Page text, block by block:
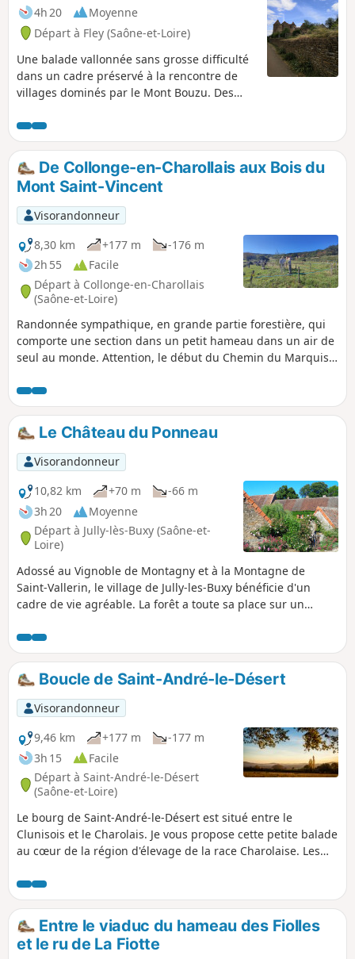
4h 20
Moyenne
Départ à Fley (Saône-et-Loire)
Une balade vallonnée sans grosse difficulté
dans un cadre préservé à la rencontre de
villages dominés par le Mont Bouzu. Des
notamment un plan large sur le Mont Saint-
Vincent et un passage au Château de
Pontus-de-Thyard.
De Collonge-en-Charollais aux Bois du
Mont Saint-Vincent
Visorandonneur
8,30 km
+177 m
-176 m
2h 55
Facile
Départ à Collonge-en-Charollais
(Saône-et-Loire)
Randonnée sympathique, en grande partie forestière, qui
comporte une section dans un petit hameau dans un air de
seul au monde. Attention, le début du Chemin du Marquis
d'accès à une certaine période, généralement au printemps
quand les herbes non pas été fauchées.
Le Château du Ponneau
Visorandonneur
10,82 km
+70 m
-66 m
3h 20
Moyenne
Départ à Jully-lès-Buxy (Saône-et-
Loire)
Adossé au Vignoble de Montagny et à la Montagne de
Saint-Vallerin, le village de Jully-les-Buxy bénéficie d'un
cadre de vie agréable. La forêt a toute sa place sur un
de découvrir un petit château en un lieu improbable.
Boucle de Saint-André-le-Désert
Visorandonneur
9,46 km
+177 m
-177 m
3h 15
Facile
Départ à Saint-André-le-Désert
(Saône-et-Loire)
Le bourg de Saint-André-le-Désert est situé entre le
Clunisois et le Charolais. Je vous propose cette petite balade
au cœur de la région d'élevage de la race Charolaise. Les
bocages. Vous traverserez des petits hameaux aux maisons
de pierres et des lieux chargés d'histoire. À faire en famille.
Entre le viaduc du hameau des Fiolles
et le ru de La Fiotte